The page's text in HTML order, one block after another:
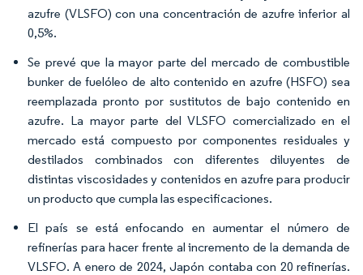
azufre (VLSFO) con una concentración de azufre inferior al
0,5%.
Se prevé que la mayor parte del mercado de combustible
bunker de fuelóleo de alto contenido en azufre (HSFO) sea
reemplazada pronto por sustitutos de bajo contenido en
azufre. La mayor parte del VLSFO comercializado en el
mercado está compuesto por componentes residuales y
destilados combinados con diferentes diluyentes de
distintas viscosidades y contenidos en azufre para producir
un producto que cumpla las especificaciones.
El país se está enfocando en aumentar el número de
refinerías para hacer frente al incremento de la demanda de
VLSFO. A enero de 2024, Japón contaba con 20 refinerías.